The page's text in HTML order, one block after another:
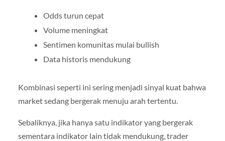
Odds turun cepat
Volume meningkat
Sentimen komunitas mulai bullish
Data historis mendukung
Kombinasi seperti ini sering menjadi sinyal kuat bahwa
market sedang bergerak menuju arah tertentu.
Sebaliknya, jika hanya satu indikator yang bergerak
sementara indikator lain tidak mendukung, trader